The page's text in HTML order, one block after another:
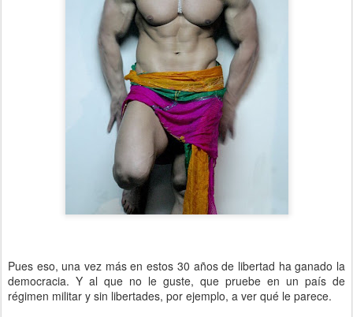
Pues eso, una vez más en estos 30 años de libertad ha ganado la
democracia. Y al que no le guste, que pruebe en un país de
régimen militar y sin libertades, por ejemplo, a ver qué le parece.